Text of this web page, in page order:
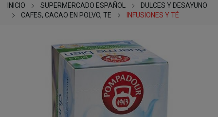
INICIO SUPERMERCADO ESPAÑOL
DULCES Y DESAYUNO
CAFES, CACAO EN POLVO, TE
INFUSIONES Y TÉ